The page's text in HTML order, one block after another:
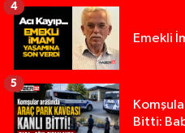
Emekli
4
Bitti:
5
02:19 |14 ve 16
17:30 |Demirkapı